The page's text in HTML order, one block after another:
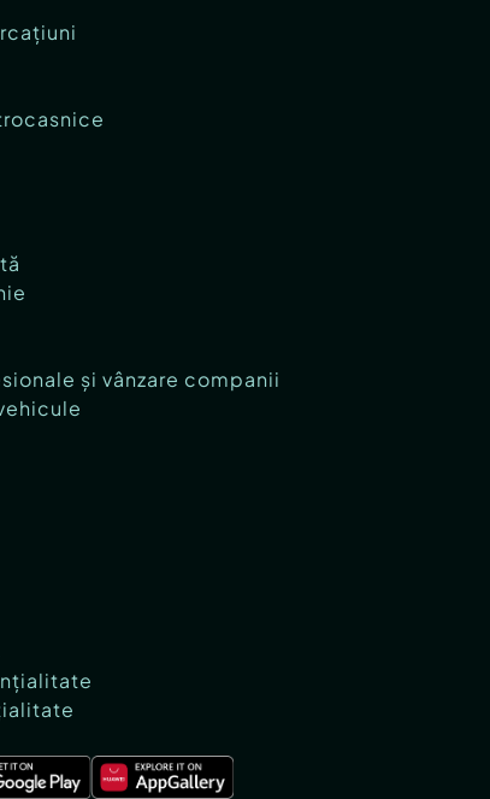
și vânzare companii